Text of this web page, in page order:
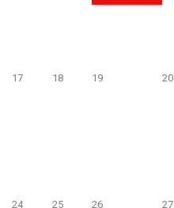
17 18 19 20
24 25 26 27